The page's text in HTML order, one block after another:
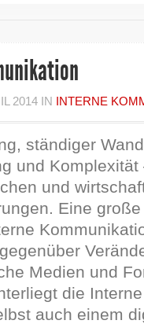
2014 IN INTERNE
ständiger
und
und
Eine
Medien und
die Interne
auch einem